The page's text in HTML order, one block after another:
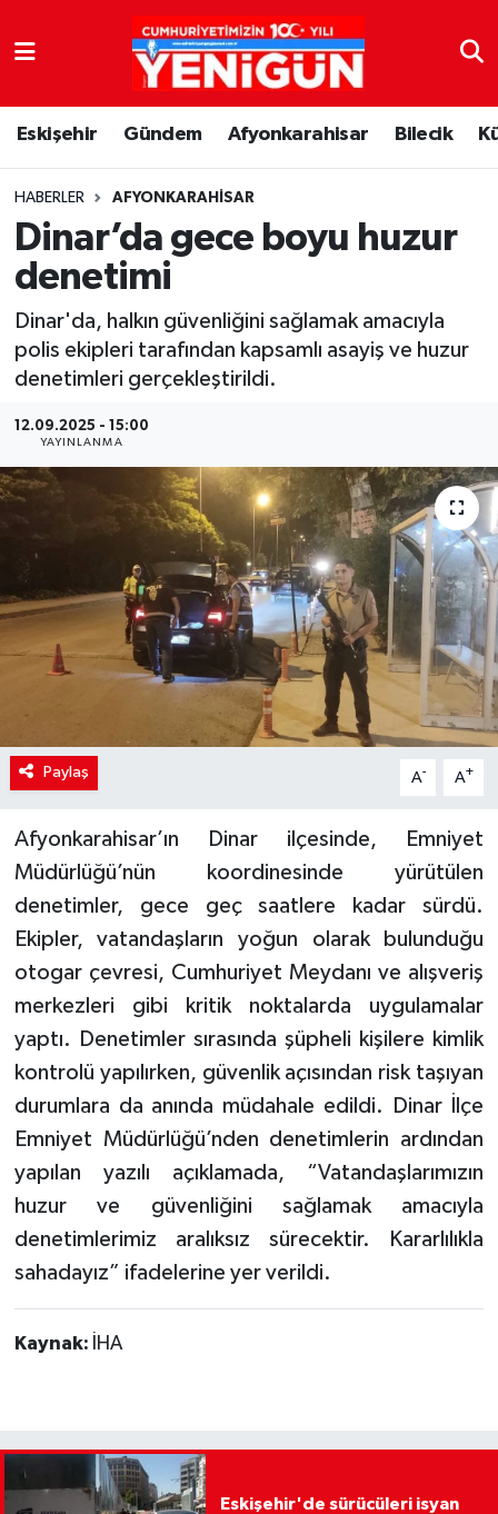
Eskişehir Gündem Afyonkarahisar Bilecik
HABERLER AFYONKARAHISAR
Dinar’da gece boyu huzur
denetimi
Dinar'da, halkın güvenliğini sağlamak amacıyla
polis ekipleri tarafından kapsamlı asayiş ve huzur
denetimleri gerçekleştirildi.
12.09.2025 - 15:00
YAYINLANMA
Paylaş A- A+
Afyonkarahisar’ın Dinar ilçesinde, Emniyet
Müdürlüğü’nün koordinesinde yürütülen
denetimler, gece geç saatlere kadar sürdü.
Ekipler, vatandaşların yoğun olarak bulunduğu
otogar çevresi, Cumhuriyet Meydanı ve alışveriş
merkezleri gibi kritik noktalarda uygulamalar
yaptı. Denetimler sırasında şüpheli kişilere kimlik
kontrolü yapılırken, güvenlik açısından risk taşıyan
durumlara da anında müdahale edildi. Dinar İlçe
Emniyet Müdürlüğü’nden denetimlerin ardından
yapılan yazılı açıklamada, “Vatandaşlarımızın
huzur ve güvenliğini sağlamak amacıyla
denetimlerimiz aralıksız sürecektir. Kararlılıkla
sahadayız” ifadelerine yer verildi.
Kaynak: İHA
Eskişehir'de sürücüleri isyan
Nöbetçi Eczaneler
Hava Durumu
Trafik Durumu
Süper Lig Puan Durumu ve Fikstür
Tüm Manşetler
Son Dakika Haberleri
Haber Arşivi